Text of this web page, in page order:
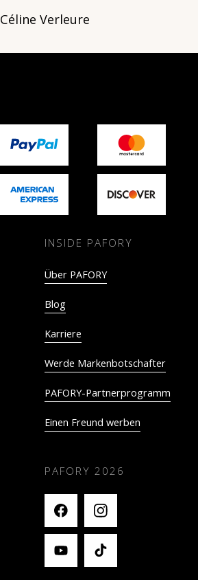
Céline Verleure
INSIDE PAFORY
Über PAFORY
Blog
Karriere
Werde Markenbotschafter
PAFORY-Partnerprogramm
Einen Freund werben
PAFORY 2026